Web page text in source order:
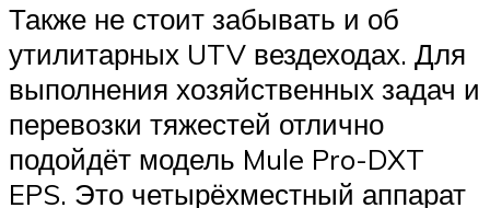
Также не стоит забывать и об
утилитарных UTV вездеходах. Для
выполнения хозяйственных задач и
перевозки тяжестей отлично
подойдёт модель Mule Pro-DXT
EPS. Это четырёхместный аппарат